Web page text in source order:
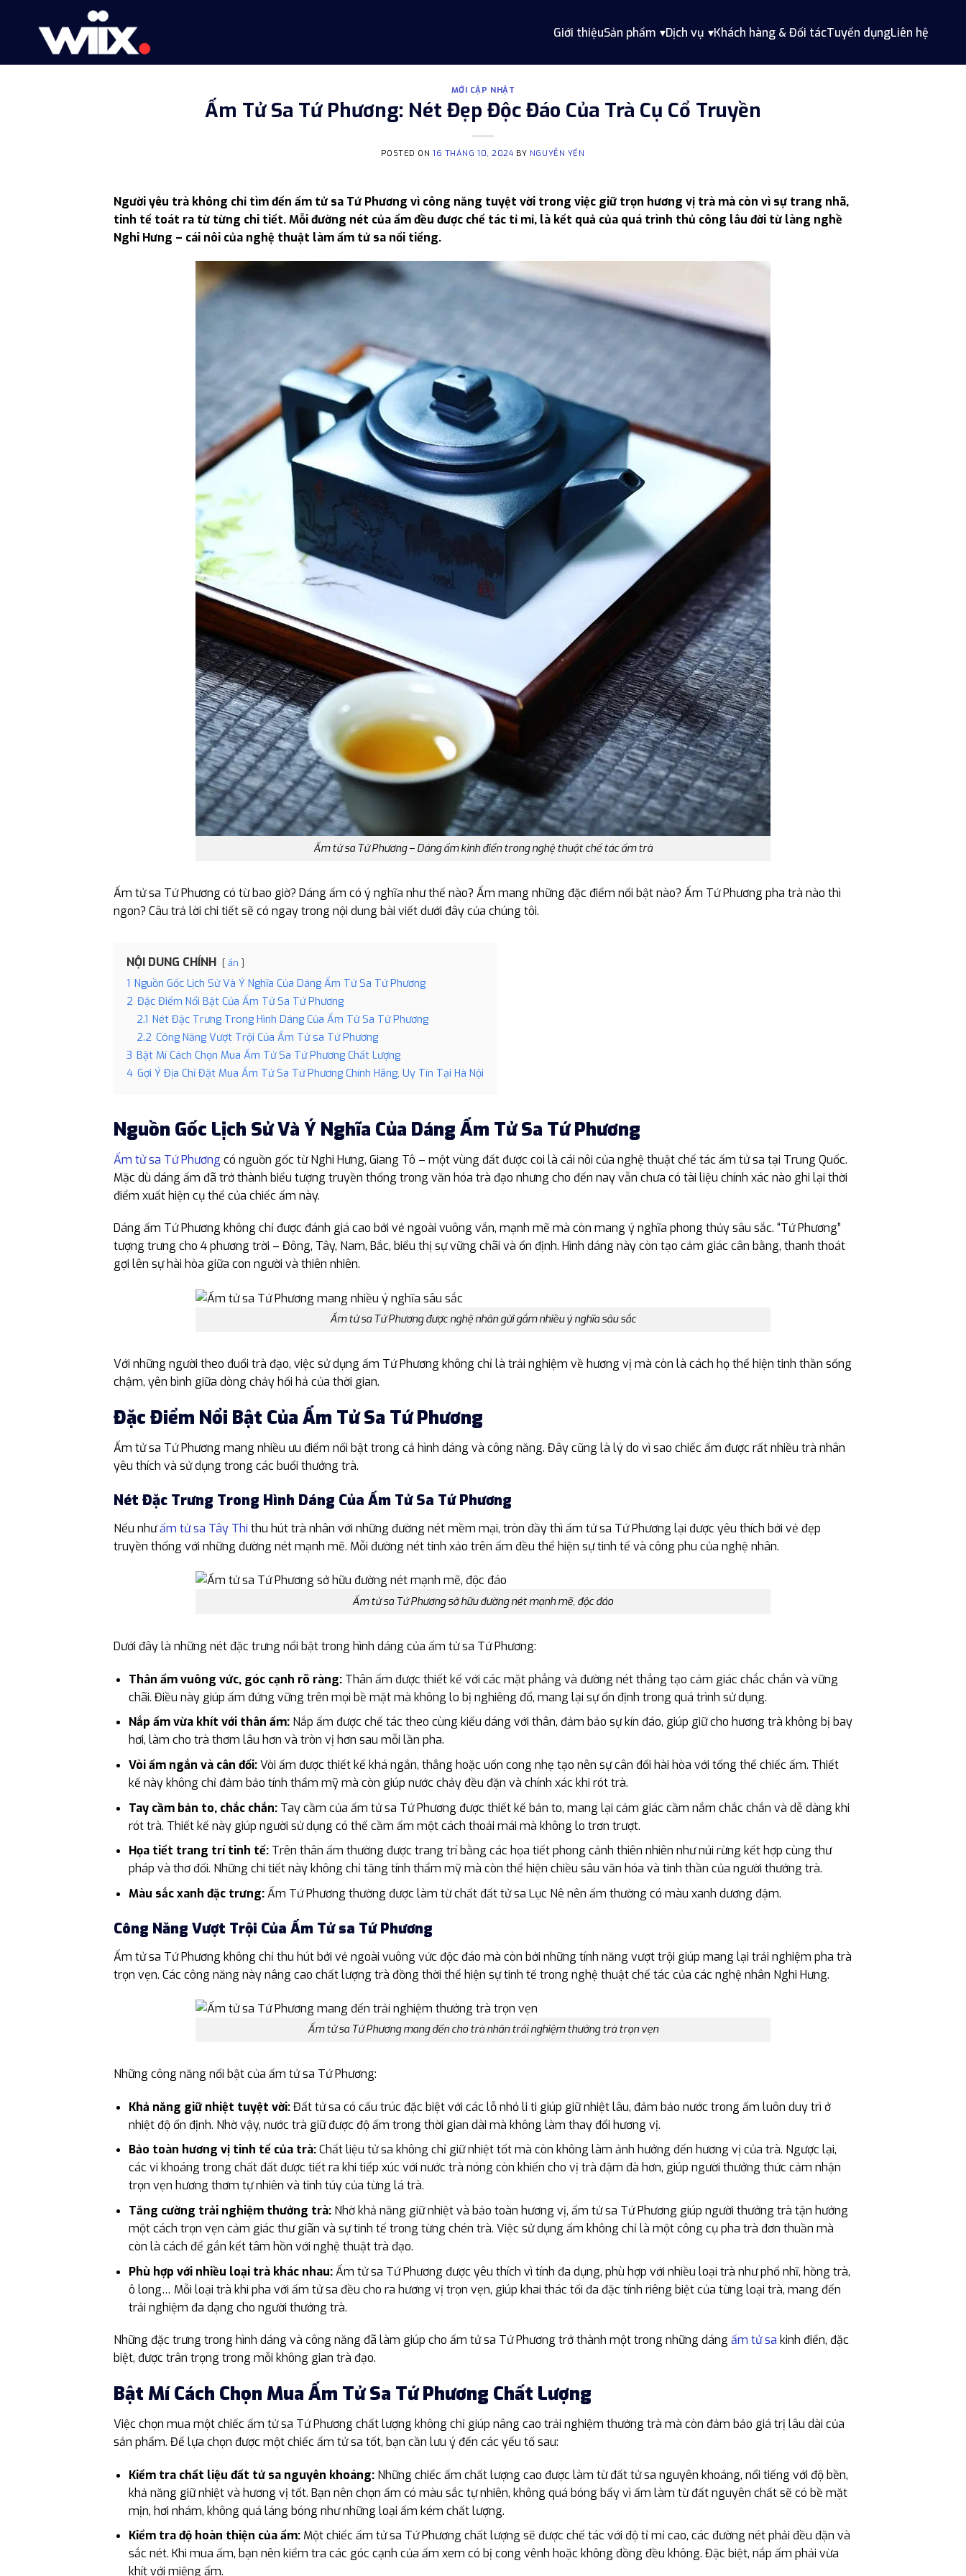
Giới thiệuSản phẩm Dịch vụ Khách hàng & Đối tácTuyển dụngLiên hệ
MỚI CẬP NHẬT
Ấm Tử Sa Tứ Phương: Nét Đẹp Độc Đáo Của Trà Cụ Cổ Truyền
POSTED ON16 THÁNG 10, 2024 BY NGUYỄN YẾN
Người yêu trà không chỉ tìm đến ấm tử sa Tứ Phương vì công năng tuyệt vời trong việc giữ trọn hương vị trà mà còn vì sự trang nhã,
tinh tế toát ra từ từng chi tiết. Mỗi đường nét của ấm đều được chế tác tỉ mỉ, là kết quả của quá trình thủ công lâu đời từ làng nghề
Nghi Hưng – cái nôi của nghệ thuật làm ấm tử sa nổi tiếng.
Ấm tử sa Tứ Phương – Dáng ấm kinh điển trong nghệ thuật chế tác ấm trà
Ấm tử sa Tứ Phương có từ bao giờ? Dáng ấm có ý nghĩa như thế nào? Ấm mang những đặc điểm nổi bật nào? Ấm Tứ Phương pha trà nào thì
ngon? Câu trả lời chi tiết sẽ có ngay trong nội dung bài viết dưới đây của chúng tôi.
NỘI DUNG CHÍNH ẩn
1 Nguồn Gốc Lịch Sử Và Ý Nghĩa Của Dáng Ấm Tử Sa Tứ Phương
2 Đặc Điểm Nổi Bật Của Ấm Tử Sa Tứ Phương
2.1 Nét Đặc Trưng Trong Hình Dáng Của Ấm Tử Sa Tứ Phương
2.2 Công Năng Vượt Trội Của Ấm Tử sa Tứ Phương
3 Bật Mí Cách Chọn Mua Ấm Tử Sa Tứ Phương Chất Lượng
4 Gợi Ý Địa Chỉ Đặt Mua Ấm Tử Sa Tứ Phương Chính Hãng, Uy Tín Tại Hà Nội
Nguồn Gốc Lịch Sử Và Ý Nghĩa Của Dáng Ấm Tử Sa Tứ Phương
Ấm tử sa Tứ Phương có nguồn gốc từ Nghi Hưng, Giang Tô – một vùng đất được coi là cái nôi của nghệ thuật chế tác ấm tử sa tại Trung Quốc.
Mặc dù dáng ấm đã trở thành biểu tượng truyền thống trong văn hóa trà đạo nhưng cho đến nay vẫn chưa có tài liệu chính xác nào ghi lại thời
điểm xuất hiện cụ thể của chiếc ấm này.
Dáng ấm Tứ Phương không chỉ được đánh giá cao bởi vẻ ngoài vuông vắn, mạnh mẽ mà còn mang ý nghĩa phong thủy sâu sắc. “Tứ Phương”
tượng trưng cho 4 phương trời – Đông, Tây, Nam, Bắc, biểu thị sự vững chãi và ổn định. Hình dáng này còn tạo cảm giác cân bằng, thanh thoát
gợi lên sự hài hòa giữa con người và thiên nhiên.
Ấm tử sa Tứ Phương được nghệ nhân gửi gắm nhiều ý nghĩa sâu sắc
Với những người theo đuổi trà đạo, việc sử dụng ấm Tứ Phương không chỉ là trải nghiệm về hương vị mà còn là cách họ thể hiện tinh thần sống
chậm, yên bình giữa dòng chảy hối hả của thời gian.
Đặc Điểm Nổi Bật Của Ấm Tử Sa Tứ Phương
Ấm tử sa Tứ Phương mang nhiều ưu điểm nổi bật trong cả hình dáng và công năng. Đây cũng là lý do vì sao chiếc ấm được rất nhiều trà nhân
yêu thích và sử dụng trong các buổi thưởng trà.
Nét Đặc Trưng Trong Hình Dáng Của Ấm Tử Sa Tứ Phương
Nếu nhưấm tử sa Tây Thi thu hút trà nhân với những đường nét mềm mại, tròn đầy thì ấm tử sa Tứ Phương lại được yêu thích bởi vẻ đẹp
truyền thống với những đường nét mạnh mẽ. Mỗi đường nét tinh xảo trên ấm đều thể hiện sự tinh tế và công phu của nghệ nhân.
Ấm tử sa Tứ Phương sở hữu đường nét mạnh mẽ, độc đáo
Dưới đây là những nét đặc trưng nổi bật trong hình dáng của ấm tử sa Tứ Phương:
Thân ấm vuông vức, góc cạnh rõ ràng:Thân ấm được thiết kế với các mặt phẳng và đường nét thẳng tạo cảm giác chắc chắn và vững
chãi. Điều này giúp ấm đứng vững trên mọi bề mặt mà không lo bị nghiêng đổ, mang lại sự ổn định trong quá trình sử dụng.
Nắp ấm vừa khít với thân ấm:Nắp ấm được chế tác theo cùng kiểu dáng với thân, đảm bảo sự kín đáo, giúp giữ cho hương trà không bị bay
hơi, làm cho trà thơm lâu hơn và tròn vị hơn sau mỗi lần pha.
Vòi ấm ngắn và cân đối:Vòi ấm được thiết kế khá ngắn, thẳng hoặc uốn cong nhẹ tạo nên sự cân đối hài hòa với tổng thể chiếc ấm. Thiết
kế này không chỉ đảm bảo tính thẩm mỹ mà còn giúp nước chảy đều đặn và chính xác khi rót trà.
Tay cầm bản to, chắc chắn:Tay cầm của ấm tử sa Tứ Phương được thiết kế bản to, mang lại cảm giác cầm nắm chắc chắn và dễ dàng khi
rót trà. Thiết kế này giúp người sử dụng có thể cầm ấm một cách thoải mái mà không lo trơn trượt.
Họa tiết trang trí tinh tế:Trên thân ấm thường được trang trí bằng các họa tiết phong cảnh thiên nhiên như núi rừng kết hợp cùng thư
pháp và thơ đối. Những chi tiết này không chỉ tăng tính thẩm mỹ mà còn thể hiện chiều sâu văn hóa và tinh thần của người thưởng trà.
Màu sắc xanh đặc trưng:Ấm Tứ Phương thường được làm từ chất đất tử sa Lục Nê nên ấm thường có màu xanh dương đậm.
Công Năng Vượt Trội Của Ấm Tử sa Tứ Phương
Ấm tử sa Tứ Phương không chỉ thu hút bởi vẻ ngoài vuông vức độc đáo mà còn bởi những tính năng vượt trội giúp mang lại trải nghiệm pha trà
trọn vẹn. Các công năng này nâng cao chất lượng trà đồng thời thể hiện sự tinh tế trong nghệ thuật chế tác của các nghệ nhân Nghi Hưng.
Ấm tử sa Tứ Phương mang đến cho trà nhân trải nghiệm thưởng trà trọn vẹn
Những công năng nổi bật của ấm tử sa Tứ Phương:
Khả năng giữ nhiệt tuyệt vời:Đất tử sa có cấu trúc đặc biệt với các lỗ nhỏ li ti giúp giữ nhiệt lâu, đảm bảo nước trong ấm luôn duy trì ở
nhiệt độ ổn định. Nhờ vậy, nước trà giữ được độ ấm trong thời gian dài mà không làm thay đổi hương vị.
Bảo toàn hương vị tinh tế của trà:Chất liệu tử sa không chỉ giữ nhiệt tốt mà còn không làm ảnh hưởng đến hương vị của trà. Ngược lại,
các vi khoáng trong chất đất được tiết ra khi tiếp xúc với nước trà nóng còn khiến cho vị trà đậm đà hơn, giúp người thưởng thức cảm nhận
trọn vẹn hương thơm tự nhiên và tinh túy của từng lá trà.
Tăng cường trải nghiệm thưởng trà:Nhờ khả năng giữ nhiệt và bảo toàn hương vị, ấm tử sa Tứ Phương giúp người thưởng trà tận hưởng
một cách trọn vẹn cảm giác thư giãn và sự tinh tế trong từng chén trà. Việc sử dụng ấm không chỉ là một công cụ pha trà đơn thuần mà
còn là cách để gắn kết tâm hồn với nghệ thuật trà đạo.
Phù hợp với nhiều loại trà khác nhau:Ấm tử sa Tứ Phương được yêu thích vì tính đa dụng, phù hợp với nhiều loại trà như phổ nhĩ, hồng trà,
ô long… Mỗi loại trà khi pha với ấm tử sa đều cho ra hương vị trọn vẹn, giúp khai thác tối đa đặc tính riêng biệt của từng loại trà, mang đến
trải nghiệm đa dạng cho người thưởng trà.
Những đặc trưng trong hình dáng và công năng đã làm giúp cho ấm tử sa Tứ Phương trở thành một trong những dáng ấm tử sa kinh điển, đặc
biệt, được trân trọng trong mỗi không gian trà đạo.
Bật Mí Cách Chọn Mua Ấm Tử Sa Tứ Phương Chất Lượng
Việc chọn mua một chiếc ấm tử sa Tứ Phương chất lượng không chỉ giúp nâng cao trải nghiệm thưởng trà mà còn đảm bảo giá trị lâu dài của
sản phẩm. Để lựa chọn được một chiếc ấm tử sa tốt, bạn cần lưu ý đến các yếu tố sau:
Kiểm tra chất liệu đất tử sa nguyên khoáng:Những chiếc ấm chất lượng cao được làm từ đất tử sa nguyên khoáng, nổi tiếng với độ bền,
khả năng giữ nhiệt và hương vị tốt. Bạn nên chọn ấm có màu sắc tự nhiên, không quá bóng bẩy vì ấm làm từ đất nguyên chất sẽ có bề mặt
mịn, hơi nhám, không quá láng bóng như những loại ấm kém chất lượng.
Kiểm tra độ hoàn thiện của ấm:Một chiếc ấm tử sa Tứ Phương chất lượng sẽ được chế tác với độ tỉ mỉ cao, các đường nét phải đều đặn và
sắc nét. Khi mua ấm, bạn nên kiểm tra các góc cạnh của ấm xem có bị cong vênh hoặc không đồng đều không. Đặc biệt, nắp ấm phải vừa
khít với miệng ấm.